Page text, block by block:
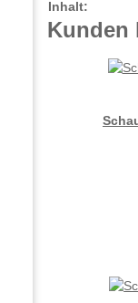
Inhalt:
Kunden